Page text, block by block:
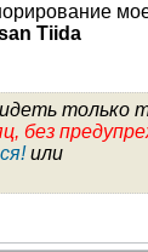
Tiida
только
без
или